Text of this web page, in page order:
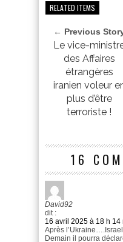
RELATED ITEMS
← Previous
Le vice-
des Affaires
étrangères
iranien voleur
plus d’être
terroriste !
16
David92
dit :
16 avril 2025 à 18 h 14
Après
Demain il pourra